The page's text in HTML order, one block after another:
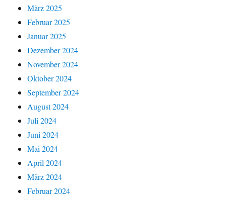
März 2025
Februar 2025
Januar 2025
Dezember 2024
November 2024
Oktober 2024
September 2024
August 2024
Juli 2024
Juni 2024
Mai 2024
April 2024
März 2024
Februar 2024